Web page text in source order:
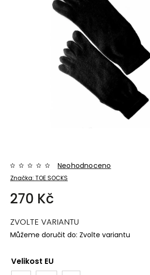
Značka: TOE SOCKS
Neohodnoceno
270 Kč
ZVOLTE VARIANTU
Můžeme doručit do: Zvolte variantu
Velikost EU